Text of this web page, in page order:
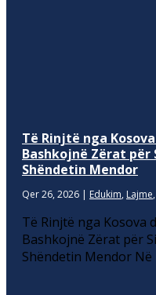
Të Rinjtë nga
Bashkojnë Zërat
Shëndetin Mendor
Qer 26, 2026 | Edukim, Lajme,
Të Rinjtë nga Kosova
Bashkojnë Zërat për
Shëndetin Mendor Në